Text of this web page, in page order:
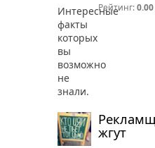
Интересные
факты
которых
вы
возможно
не
знали.
Рейтинг:0.00
жгут